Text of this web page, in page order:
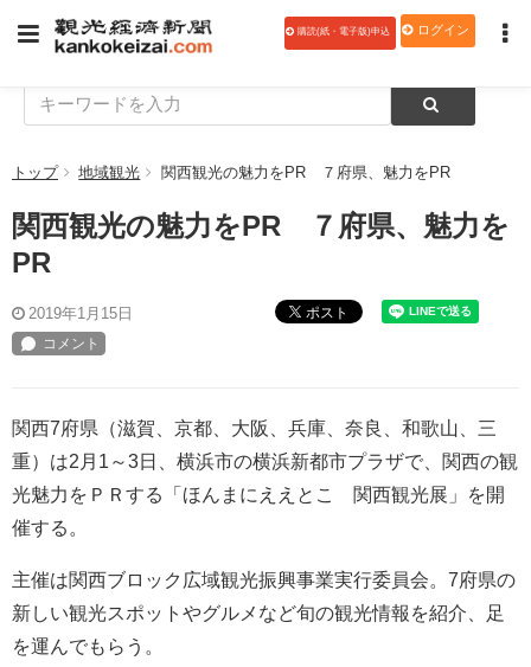
購読(紙・電子版)申込 ログイン
トップ 地域観光 関西観光の魅力をPR ７府県、魅力をPR
関西観光の魅力をPR ７府県、魅力を
PR
2019年1月15日 ポスト
関西7府県（滋賀、京都、大阪、兵庫、奈良、和歌山、三
重）は2月1～3日、横浜市の横浜新都市プラザで、関西の観
光魅力をＰＲする「ほんまにええとこ 関西観光展」を開
催する。
主催は関西ブロック広域観光振興事業実行委員会。7府県の
新しい観光スポットやグルメなど旬の観光情報を紹介、足
を運んでもらう。